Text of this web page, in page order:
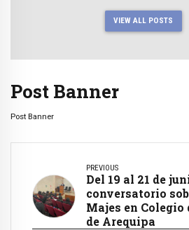
VIEW ALL POSTS
Post Banner
Post Banner
PREVIOUS
Del 19 al 21 de
conversatorio
Majes en Colegio
de Arequipa